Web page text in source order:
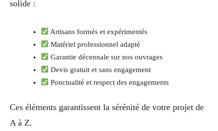
solide :
Artisans formés et expérimentés
Matériel professionnel adapté
Garantie décennale sur nos ouvrages
Devis gratuit et sans engagement
Ponctualité et respect des engagements
Ces éléments garantissent la sérénité de votre projet de
A à Z.